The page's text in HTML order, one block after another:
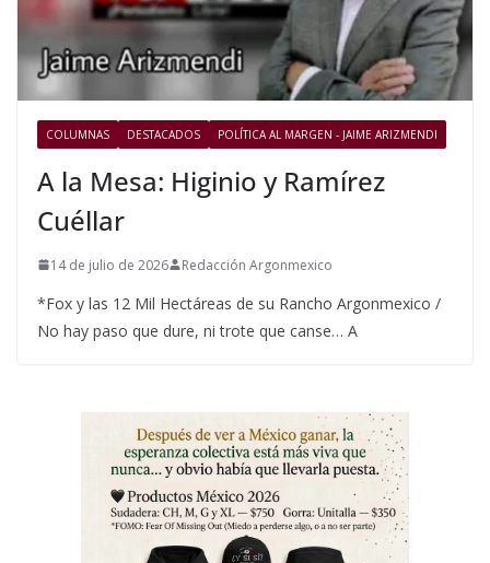
COLUMNAS DESTACADOS POLÍTICA AL MARGEN - JAIME ARIZMENDI
A la Mesa: Higinio y Ramírez
Cuéllar
14 de julio de 2026 Redacción Argonmexico
*Fox y las 12 Mil Hectáreas de su Rancho Argonmexico /
No hay paso que dure, ni trote que canse… A